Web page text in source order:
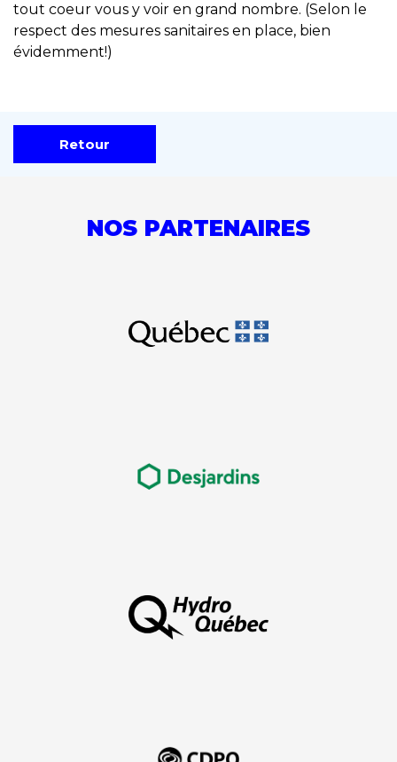
tout coeur vous y voir en grand nombre. (Selon le
respect des mesures sanitaires en place, bien
évidemment!)
Retour
NOS PARTENAIRES